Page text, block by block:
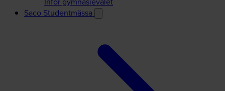
Saco Studentmässa